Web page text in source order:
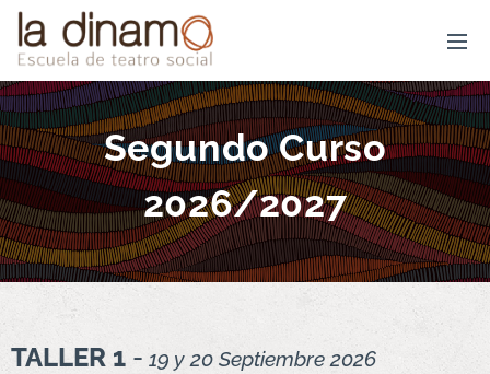
Segundo Curso
2026/2027
TALLER 1 - 19 y 20 Septiembre 2026